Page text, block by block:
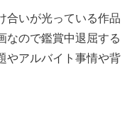
合いが光っている作品
なので鑑賞中退屈する
やアルバイト事情や背